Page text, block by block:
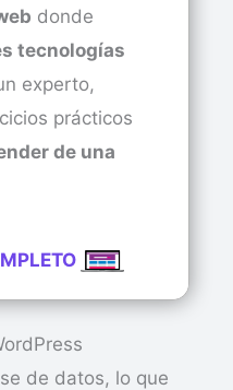
donde
tecnologías
experto,
prácticos
de una
de datos, lo que